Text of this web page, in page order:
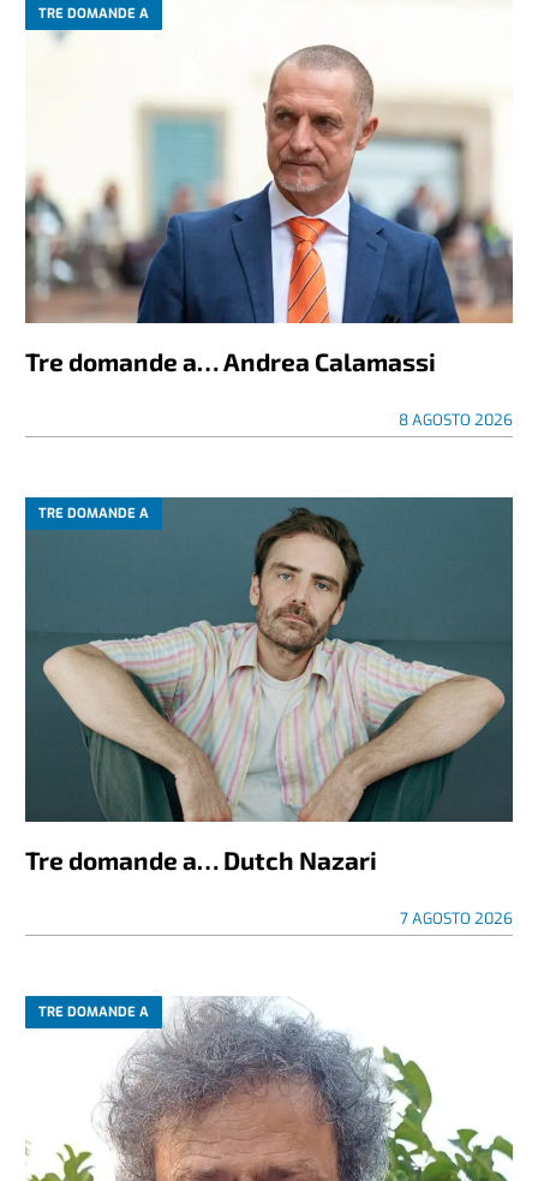
TRE DOMANDE A
Tre domande a… Andrea Calamassi
8 AGOSTO 2026
TRE DOMANDE A
Tre domande a… Dutch Nazari
7 AGOSTO 2026
TRE DOMANDE A